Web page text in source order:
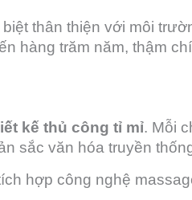
thân thiện với môi
hàng trăm năm, thậm
kế thủ công tỉ mỉ. Mỗi
sắc văn hóa truyền
hợp công nghệ